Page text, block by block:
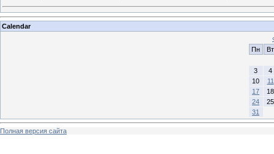
Calendar
Пн
Вт
3
4
10
11
17
18
24
25
31
Полная версия сайта